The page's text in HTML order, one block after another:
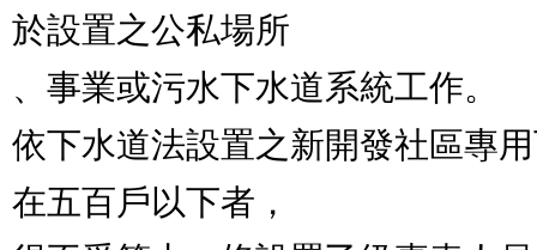
於設置之公私場所
、事業或污水下水道系統工作。
依下水道法設置之新開發社區專
在五百戶以下者，